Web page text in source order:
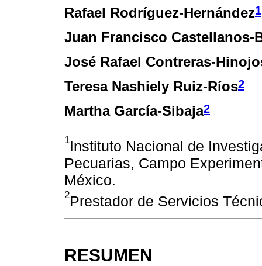
Rafael Rodríguez-Hernández1
Juan Francisco Castellanos-
José Rafael Contreras-
Teresa Nashiely Ruiz-Ríos2
Martha García-Sibaja2
1Instituto Nacional de
Pecuarias, Campo
México.
2Prestador de Servicios
RESUMEN